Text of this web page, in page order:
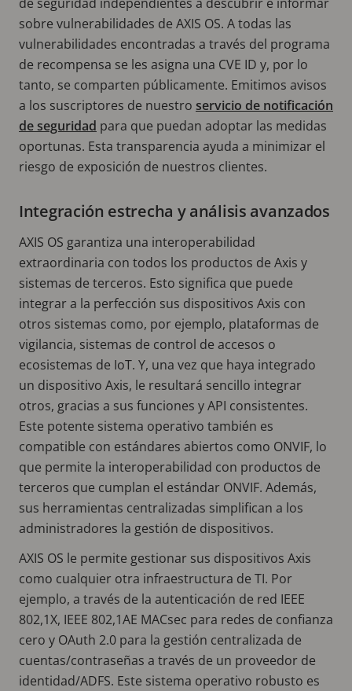
sobre vulnerabilidades de AXIS OS. A todas las
vulnerabilidades encontradas a través del programa
de recompensa se les asigna una CVE ID y, por lo
tanto, se comparten públicamente. Emitimos avisos
a los suscriptores de nuestro servicio de notificación
de seguridad para que puedan adoptar las medidas
oportunas. Esta transparencia ayuda a minimizar el
riesgo de exposición de nuestros clientes.
Integración estrecha y análisis avanzados
AXIS OS garantiza una interoperabilidad
extraordinaria con todos los productos de Axis y
sistemas de terceros. Esto significa que puede
integrar a la perfección sus dispositivos Axis con
otros sistemas como, por ejemplo, plataformas de
vigilancia, sistemas de control de accesos o
ecosistemas de IoT. Y, una vez que haya integrado
un dispositivo Axis, le resultará sencillo integrar
otros, gracias a sus funciones y API consistentes.
Este potente sistema operativo también es
compatible con estándares abiertos como ONVIF, lo
que permite la interoperabilidad con productos de
terceros que cumplan el estándar ONVIF. Además,
sus herramientas centralizadas simplifican a los
administradores la gestión de dispositivos.
AXIS OS le permite gestionar sus dispositivos Axis
como cualquier otra infraestructura de TI. Por
ejemplo, a través de la autenticación de red IEEE
802,1X, IEEE 802,1AE MACsec para redes de confianza
cero y OAuth 2.0 para la gestión centralizada de
cuentas/contraseñas a través de un proveedor de
identidad/ADFS. Este sistema operativo robusto es